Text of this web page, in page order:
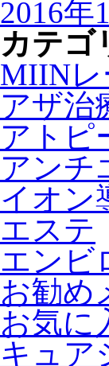
2016年
カテゴ
MIINレ
アザ治
アトピ
アンチ
イオン
エステ
エンビ
お勧め
お気に
キュア